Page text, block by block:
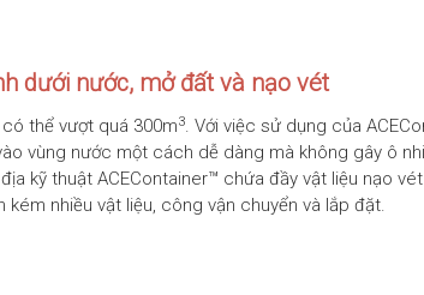
dưới nước, mở đất và nạo vét
thể vượt quá 300m3. Với việc sử dụng của
vùng nước một cách dễ dàng mà không gây ô
kỹ thuật ACEContainer™ chứa đầy vật liệu nạo
nhiều vật liệu, công vận chuyển và lắp đặt.